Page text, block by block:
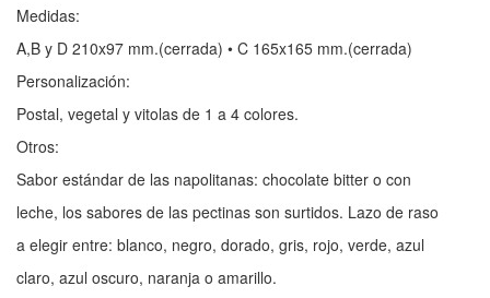
Medidas:
A,B y D 210x97 mm.(cerrada) • C 165x165 mm.(cerrada)
Personalización:
Postal, vegetal y vitolas de 1 a 4 colores.
Otros:
Sabor estándar de las napolitanas: chocolate bitter o con
leche, los sabores de las pectinas son surtidos. Lazo de raso
a elegir entre: blanco, negro, dorado, gris, rojo, verde, azul
claro, azul oscuro, naranja o amarillo.